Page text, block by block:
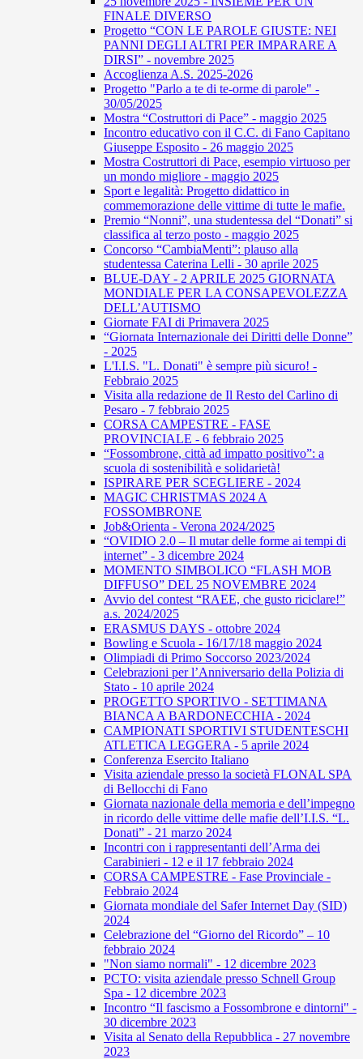
FINALE DIVERSO
Progetto “CON LE PAROLE GIUSTE: NEI
PANNI DEGLI ALTRI PER IMPARARE A
DIRSI” - novembre 2025
Accoglienza A.S. 2025-2026
Progetto "Parlo a te di te-orme di parole" -
30/05/2025
Mostra “Costruttori di Pace” - maggio 2025
Incontro educativo con il C.C. di Fano Capitano
Giuseppe Esposito - 26 maggio 2025
Mostra Costruttori di Pace, esempio virtuoso per
un mondo migliore - maggio 2025
Sport e legalità: Progetto didattico in
commemorazione delle vittime di tutte le mafie.
Premio “Nonni”, una studentessa del “Donati” si
classifica al terzo posto - maggio 2025
Concorso “CambiaMenti”: plauso alla
studentessa Caterina Lelli - 30 aprile 2025
BLUE-DAY - 2 APRILE 2025 GIORNATA
MONDIALE PER LA CONSAPEVOLEZZA
DELL’AUTISMO
Giornate FAI di Primavera 2025
“Giornata Internazionale dei Diritti delle Donne”
- 2025
L'I.I.S. "L. Donati" è sempre più sicuro! -
Febbraio 2025
Visita alla redazione de Il Resto del Carlino di
Pesaro - 7 febbraio 2025
CORSA CAMPESTRE - FASE
PROVINCIALE - 6 febbraio 2025
“Fossombrone, città ad impatto positivo”: a
scuola di sostenibilità e solidarietà!
ISPIRARE PER SCEGLIERE - 2024
MAGIC CHRISTMAS 2024 A
FOSSOMBRONE
Job&Orienta - Verona 2024/2025
“OVIDIO 2.0 – Il mutar delle forme ai tempi di
internet” - 3 dicembre 2024
MOMENTO SIMBOLICO “FLASH MOB
DIFFUSO” DEL 25 NOVEMBRE 2024
Avvio del contest “RAEE, che gusto riciclare!”
a.s. 2024/2025
ERASMUS DAYS - ottobre 2024
Bowling e Scuola - 16/17/18 maggio 2024
Olimpiadi di Primo Soccorso 2023/2024
Celebrazioni per l’Anniversario della Polizia di
Stato - 10 aprile 2024
PROGETTO SPORTIVO - SETTIMANA
BIANCA A BARDONECCHIA - 2024
CAMPIONATI SPORTIVI STUDENTESCHI
ATLETICA LEGGERA - 5 aprile 2024
Conferenza Esercito Italiano
Visita aziendale presso la società FLONAL SPA
di Bellocchi di Fano
Giornata nazionale della memoria e dell’impegno
in ricordo delle vittime delle mafie dell’I.I.S. “L.
Donati” - 21 marzo 2024
Incontri con i rappresentanti dell’Arma dei
Carabinieri - 12 e il 17 febbraio 2024
CORSA CAMPESTRE - Fase Provinciale -
Febbraio 2024
Giornata mondiale del Safer Internet Day (SID)
2024
Celebrazione del “Giorno del Ricordo” – 10
febbraio 2024
"Non siamo normali" - 12 dicembre 2023
PCTO: visita aziendale presso Schnell Group
Spa - 12 dicembre 2023
Incontro “Il fascismo a Fossombrone e dintorni" -
30 dicembre 2023
Visita al Senato della Repubblica - 27 novembre
2023